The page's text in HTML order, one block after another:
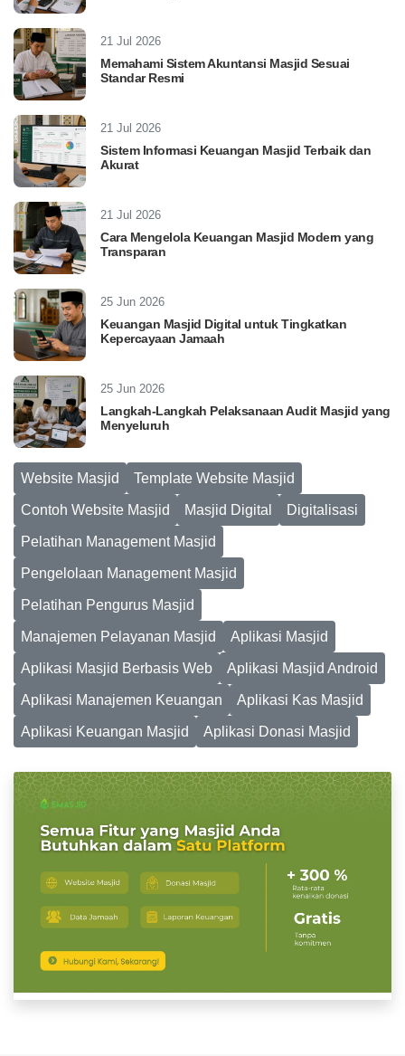
21 Jul 2026
Memahami Sistem Akuntansi Masjid Sesuai
Standar Resmi
21 Jul 2026
Sistem Informasi Keuangan Masjid Terbaik dan
Akurat
21 Jul 2026
Cara Mengelola Keuangan Masjid Modern yang
Transparan
25 Jun 2026
Keuangan Masjid Digital untuk Tingkatkan
Kepercayaan Jamaah
25 Jun 2026
Langkah-Langkah Pelaksanaan Audit Masjid yang
Menyeluruh
Website Masjid Template Website Masjid
Contoh Website Masjid Masjid Digital Digitalisasi
Pelatihan Management Masjid
Pengelolaan Management Masjid
Pelatihan Pengurus Masjid
Manajemen Pelayanan Masjid Aplikasi Masjid
Aplikasi Masjid Berbasis Web Aplikasi Masjid Android
Aplikasi Manajemen Keuangan Aplikasi Kas Masjid
Aplikasi Keuangan Masjid Aplikasi Donasi Masjid